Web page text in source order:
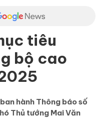
tiêu
bộ cao
hành Thông báo số
Thủ tướng Mai Văn